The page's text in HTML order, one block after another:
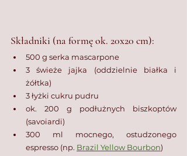
Składniki (na formę ok. 20x20 cm):
500 g serka mascarpone
3 świeże jajka (oddzielnie białka i
żółtka)
3 łyżki cukru pudru
ok. 200 g podłużnych biszkoptów
(savoiardi)
300 ml mocnego, ostudzonego
espresso (np. Brazil Yellow Bourbon)